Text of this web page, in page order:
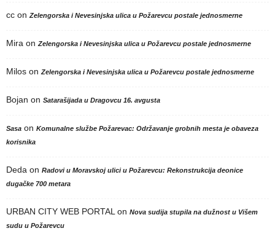
cc on Zelengorska i Nevesinjska ulica u Požarevcu postale jednosmerne
Mira on Zelengorska i Nevesinjska ulica u Požarevcu postale jednosmerne
Milos on Zelengorska i Nevesinjska ulica u Požarevcu postale jednosmerne
Bojan on Satarašijada u Dragovcu 16. avgusta
Sasa on Komunalne službe Požarevac: Održavanje grobnih mesta je obaveza
korisnika
Deda on Radovi u Moravskoj ulici u Požarevcu: Rekonstrukcija deonice
dugačke 700 metara
URBAN CITY WEB PORTAL on Nova sudija stupila na dužnost u Višem
sudu u Požarevcu